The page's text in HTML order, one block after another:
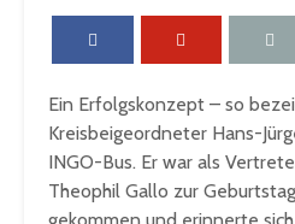
Ein Erfolgskonzept – so
Kreisbeigeordneter Hans-
INGO-Bus. Er war als
Theophil Gallo zur